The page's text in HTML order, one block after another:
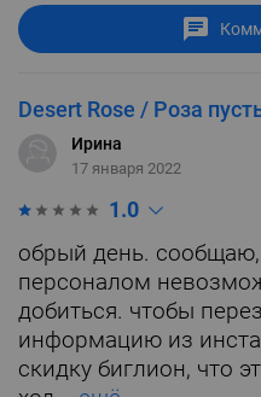
Desert Rose / Роза
Ирина
17 января 2022
1.0
обрый день. сообщаю,
персоналом
добиться. чтобы
информацию из
скидку биглион, что